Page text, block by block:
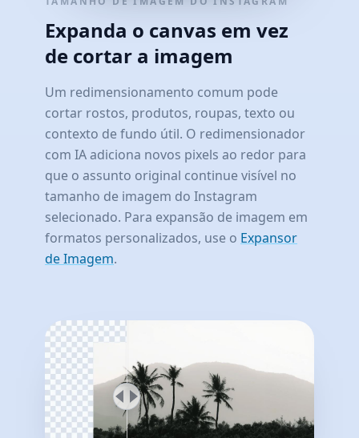
Expanda o canvas em vez
de cortar a imagem
Um redimensionamento comum pode
cortar rostos, produtos, roupas, texto ou
contexto de fundo útil. O redimensionador
com IA adiciona novos pixels ao redor para
que o assunto original continue visível no
tamanho de imagem do Instagram
selecionado. Para expansão de imagem em
formatos personalizados, use o Expansor
de Imagem.